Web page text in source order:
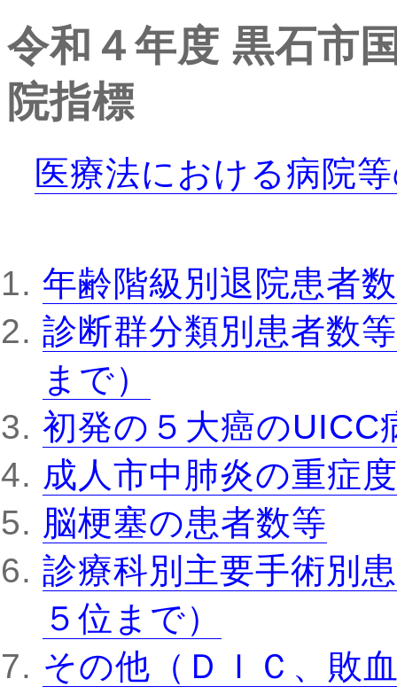
令和４年度 黒石市
院指標
医療法における病院
年齢階級別退院患者数
診断群分類別患者数
まで）
初発の５大癌のUICC
成人市中肺炎の重症
脳梗塞の患者数等
診療科別主要手術別
５位まで）
その他（ＤＩＣ、敗